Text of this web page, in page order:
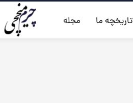
تاریخچه ما مجله